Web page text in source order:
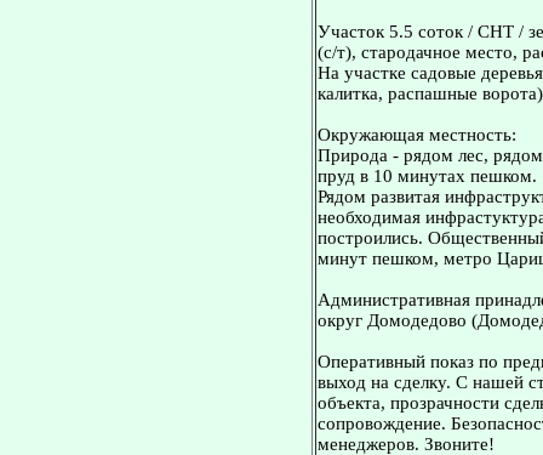
Участок 5.5 соток / СНТ /
(с/т), стародачное место,
На участке садовые
калитка, распашные
Окружающая местность:
Природа - рядом лес,
пруд в 10 минутах пешком.
Рядом развитая
необходимая
построились.
минут пешком, метро
Административная
округ Домодедово
Оперативный показ по
выход на сделку. С нашей
объекта, прозрачности
сопровождение.
менеджеров. Звоните!